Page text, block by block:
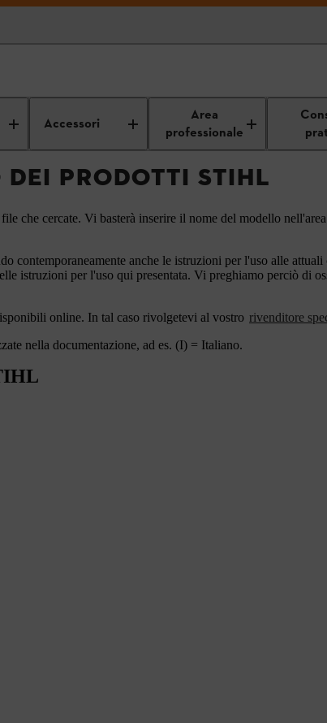
Accessori
Area
professionale
PRODOTTI STIHL
che cercate. Vi basterà inserire il nome del modello
anche le istruzioni per l'uso alle
istruzioni per l'uso qui presentata. Vi preghiamo perciò di
online. In tal caso rivolgetevi al vostro rivenditore
nella documentazione, ad es. (I) = Italiano.